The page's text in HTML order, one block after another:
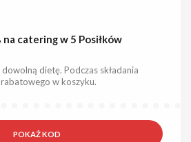
catering w 5 Posiłków
dietę. Podczas składania
w koszyku.
POKAŻ KOD